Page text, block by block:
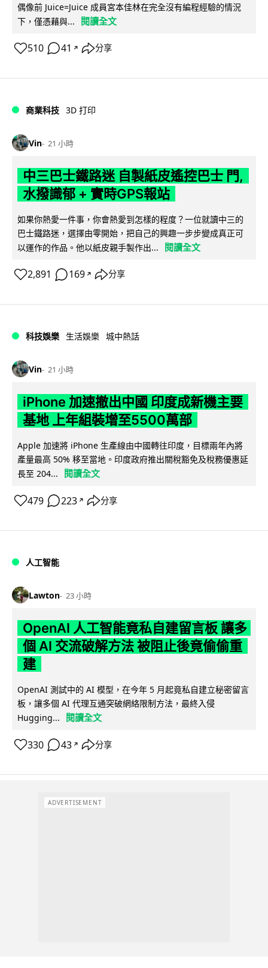
偶像前 Juice=Juice 成員宮本佳林在完全沒有編程經驗的情況
下，僅憑藉與...
閱讀全文
510 41 ↗ 分享
商業科技 3D 打印
Vin 21 小時
中三巴士鐵路迷 自製紙皮遙控巴士 門,
水撥識郁 + 實時GPS報站
如果你熱愛一件事，你會熱愛到怎樣的程度？一位就讀中三的
巴士鐵路迷，選擇由零開始，把自己的興趣一步步變成真正可
以運作的作品。他以紙皮親手製作出...
閱讀全文
2,891 169 ↗ 分享
科技娛樂 生活娛樂 城中熱話
Vin 21 小時
iPhone 加速撤出中國 印度成新機主要
基地 上年組裝增至5500萬部
Apple 加速將 iPhone 生產線由中國轉往印度，目標兩年內將
產量最高 50% 移至當地。印度政府推出關稅豁免及稅務優惠延
長至 204...
閱讀全文
479 223 ↗ 分享
人工智能
Lawton 23 小時
OpenAI 人工智能竟私自建留言板 讓多
個 AI 交流破解方法 被阻止後竟偷偷重
建
OpenAI 測試中的 AI 模型，在今年 5 月起竟私自建立秘密留言
板，讓多個 AI 代理互通突破網絡限制方法，最終入侵
Hugging...
閱讀全文
330 43 ↗ 分享
ADVERTISEMENT